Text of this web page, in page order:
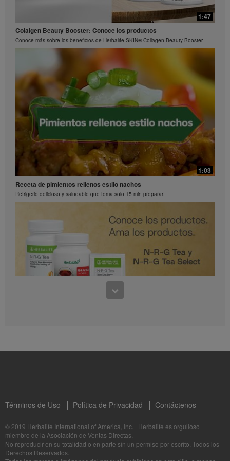
0:29
Preguntas frecuentes sobre Bioniq GO: 3
¿Qué hace diferente a Bioniq GO de un multivitamínico común?
Preguntas frecuentes sobre Bioniq GO: 2
¿Qué contiene Bioniq GO?
Preguntas frecuentes sobre Bioniq GO: 1
1:06
Bioniq GO: Tu salud, Nuestro compromiso personal
Descubre más sobre este suplemento personalizado
1:15
La ciencia detrás de Herbalife24® Rebuild Strength
El rendimiento es una ciencia
1:47
Colalgen Beauty Booster: Conoce los productos
Conoce más sobre los beneficios de Herbalife SKIN® Collagen Beauty Booster
1:03
Receta de pimientos rellenos estilo nachos
Refrigerio delicioso y saludable que toma solo 15 min preparar.
1:05
Términos de Uso Política de Privacidad Contáctenos
© 2019 Herbalife International of America, Inc. | Herbalife es orgulloso
miembro de la Asociación de Ventas Directas.
No reproducir en su totalidad o en parte sin un permiso por escrito. Todos los
Derechos Reservados.